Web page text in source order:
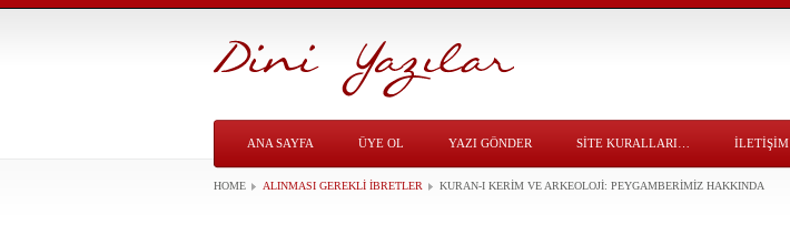
ANA SAYFA ÜYE OL YAZI GÖNDER SITE KURALLARI… İLETİŞİM
HOME ALINMASI GEREKLI İBRETLER KURAN-I KERİM VE ARKEOLOJİ: PEYGAMBERİMİZ HAKKINDA